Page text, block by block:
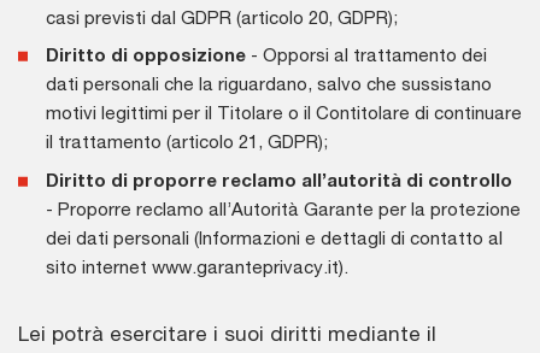
casi previsti dal GDPR (articolo 20, GDPR);
Diritto di opposizione- Opporsi al trattamento dei
dati personali che la riguardano, salvo che sussistano
motivi legittimi per il Titolare o il Contitolare di continuare
il trattamento (articolo 21, GDPR);
Diritto di proporre reclamo all’autorità di controllo
- Proporre reclamo all’Autorità Garante per la protezione
dei dati personali (Informazioni e dettagli di contatto al
sito internet www.garanteprivacy.it).
Lei potrà esercitare i suoi diritti mediante il